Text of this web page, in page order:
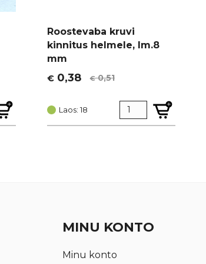
Roostevaba kruvi
kinnitus helmele, lm.8
mm
€0,51
Algne
oli:
€ 0,51.
€0,38
Current
is:
€ 0,38.
Laos: 18
MINU KONTO
Minu konto